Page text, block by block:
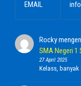
EMAIL
Rocky
SMA Negeri 1
27 April 2025
Kelass,